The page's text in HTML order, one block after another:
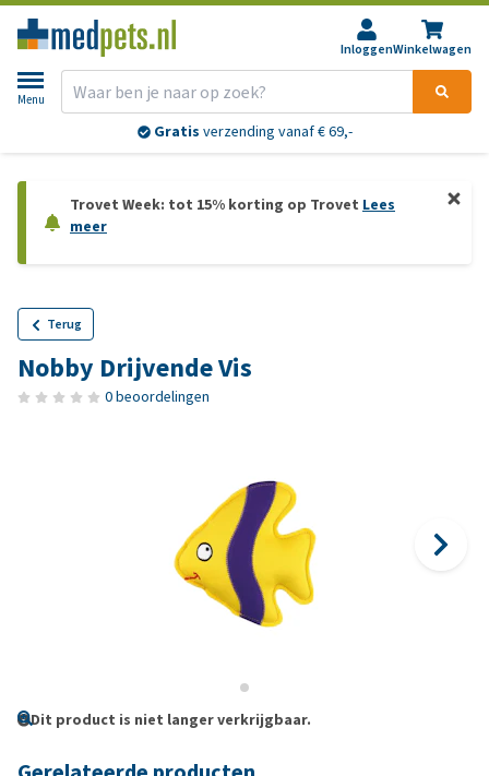
InloggenWinkelwagen
Menu
Gratis verzending vanaf € 69,-
Trovet Week: tot 15% korting op Trovet Lees
meer
Terug
Nobby Drijvende Vis
0 beoordelingen
Dit product is niet langer verkrijgbaar.